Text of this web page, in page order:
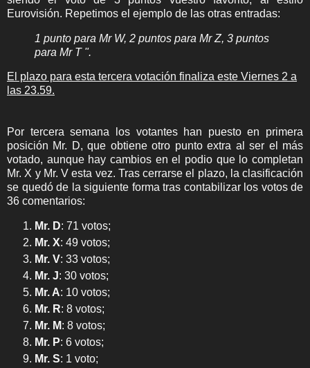
Eurovisión. Repetimos el ejemplo de las otras entradas:
1 punto para Mr W, 2 puntos para Mr Z, 3 puntos
para Mr T ".
El plazo para esta tercera votación finaliza este Viernes 2 a
las 23.59.
Por tercera semana los votantes han puesto en primera
posición Mr. D, que obtiene otro punto extra al ser el más
votado, aunque hay cambios en el podio que lo completan
Mr. X y Mr. V esta vez. Tras cerrarse el plazo, la clasificación
se quedó de la siguiente forma tras contabilizar los votos de
36 comentarios:
Mr. D: 71 votos;
Mr. X: 49 votos;
Mr. V: 33 votos;
Mr. J: 30 votos;
Mr. A: 10 votos;
Mr. R: 8 votos;
Mr. M: 8 votos;
Mr. P: 6 votos;
Mr. S: 1 voto;